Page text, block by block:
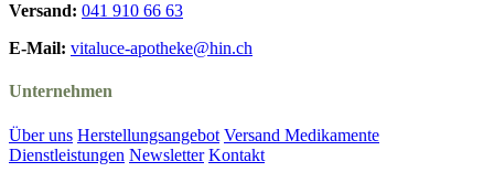
Versand: 041 910 66 63
E-Mail: vitaluce-apotheke@hin.ch
Unternehmen
Über uns Herstellungsangebot Versand Medikamente
Dienstleistungen Newsletter Kontakt